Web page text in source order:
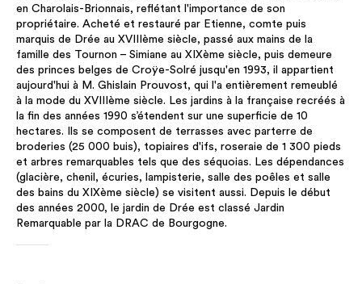
en Charolais-Brionnais, reflétant l'importance de son
propriétaire. Acheté et restauré par Etienne, comte puis
marquis de Drée au XVIIIème siècle, passé aux mains de la
famille des Tournon – Simiane au XIXème siècle, puis demeure
des princes belges de Croÿe-Solré jusqu'en 1993, il appartient
aujourd'hui à M. Ghislain Prouvost, qui l'a entièrement remeublé
à la mode du XVIIIème siècle. Les jardins à la française recréés à
la fin des années 1990 s’étendent sur une superficie de 10
hectares. Ils se composent de terrasses avec parterre de
broderies (25 000 buis), topiaires d'ifs, roseraie de 1 300 pieds
et arbres remarquables tels que des séquoias. Les dépendances
(glacière, chenil, écuries, lampisterie, salle des poêles et salle
des bains du XIXème siècle) se visitent aussi. Depuis le début
des années 2000, le jardin de Drée est classé Jardin
Remarquable par la DRAC de Bourgogne.